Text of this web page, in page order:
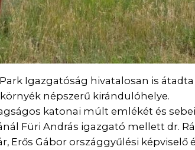
Igazgatóság hivatalosan is
népszerű kirándulóhelye.
katonai múlt emlékét és
Füri András igazgató mellett dr.
Gábor országgyűlési képviselő